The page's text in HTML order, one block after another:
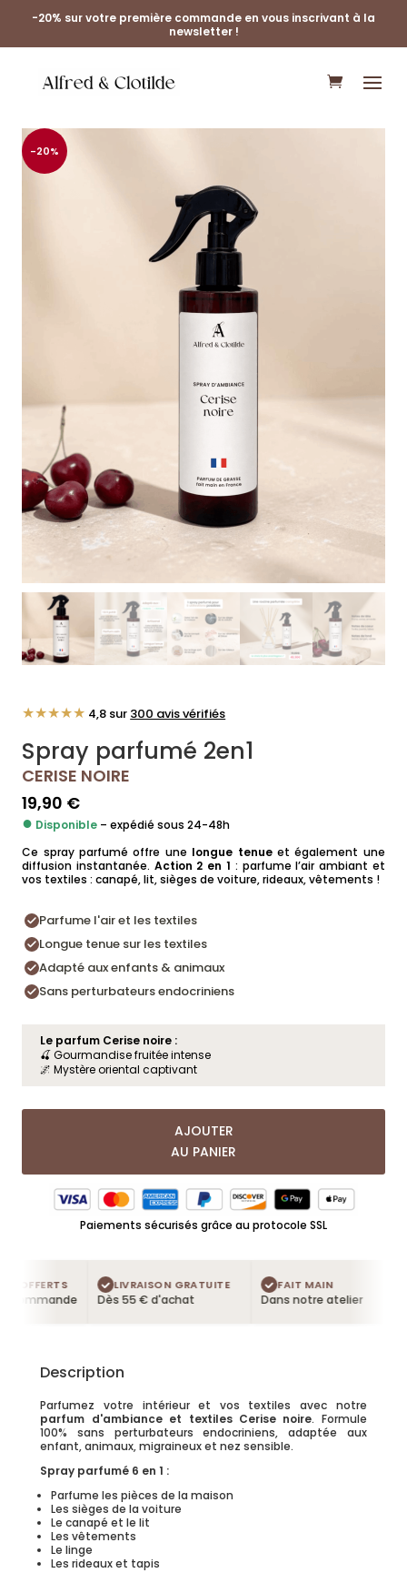
-20% sur votre première commande en vous inscrivant à la
newsletter !
-20%
★★★★★ 4,8 sur 300 avis vérifiés
Spray parfumé 2en1
CERISE NOIRE
19,90 €
● Disponible – expédié sous 24-48h
Ce spray parfumé offre une longue tenue et également une
diffusion instantanée. Action 2 en 1 : parfume l’air ambiant et
vos textiles : canapé, lit, sièges de voiture, rideaux, vêtements !
Parfume l'air et les textiles
Longue tenue sur les textiles
Adapté aux enfants & animaux
Sans perturbateurs endocriniens
Le parfum Cerise noire :
🍒 Gourmandise fruitée intense
🌌 Mystère oriental captivant
AJOUTER
AU PANIER
Paiements sécurisés grâce au protocole SSL
OFFERTS LIVRAISON GRATUITE
Dès 55 € d'achat
FAIT MAIN
Dans notre atelier
Description
Parfumez votre intérieur et vos textiles avec notre
parfum d'ambiance et textiles Cerise noire. Formule
100% sans perturbateurs endocriniens, adaptée aux
enfant, animaux, migraineux et nez sensible.
Spray parfumé 6 en 1 :
Parfume les pièces de la maison
Les sièges de la voiture
Le canapé et le lit
Les vêtements
Le linge
Les rideaux et tapis